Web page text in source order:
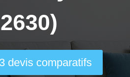
devis comparatifs